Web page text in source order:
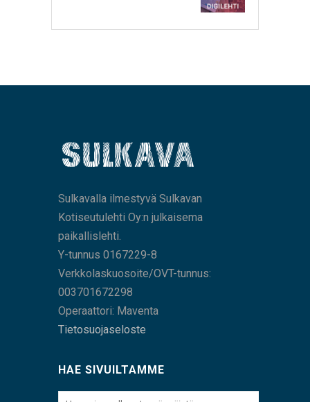
Sulkavalla ilmestyvä Sulkavan
Kotiseutulehti Oy:n julkaisema
paikallislehti.
Y-tunnus 0167229-8
Verkkolaskuosoite/OVT-tunnus:
003701672298
Operaattori: Maventa
Tietosuojaseloste
HAE SIVUILTAMME